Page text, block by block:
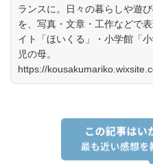
ランスに。日々の暮らしや遊
を、写真・文章・工作などで
イト「ほいくる」・小学館「
児の母。
https://